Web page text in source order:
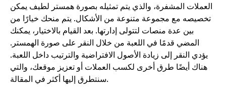
العملات المشفرة، والذي يتم تمثيله بصورة همستر لطيف يمكن
تخصيصه مع مجموعة متنوعة من الأشكال. يتم منحك خيارًا من
بين عدة منصات لتتولى إدارتها. بعد القيام بالاختيار، يمكنك
المضي قدمًا في اللعبة من خلال النقر على صورة الهمستر.
يؤدي النقر إلى زيادة الأصول الافتراضية والترتيب داخل اللعبة.
هناك أيضًا طرق أخرى لكسب العملات أو تعزيز موقعك، والتي